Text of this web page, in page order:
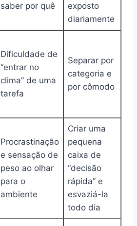
saber por quê
exposto
diariamente
Dificuldade de
“entrar no
clima” de uma
tarefa
Separar por
categoria e
por cômodo
Procrastinação
e sensação de
peso ao olhar
para o
ambiente
Criar uma
pequena
caixa de
“decisão
rápida” e
esvaziá-la
todo dia